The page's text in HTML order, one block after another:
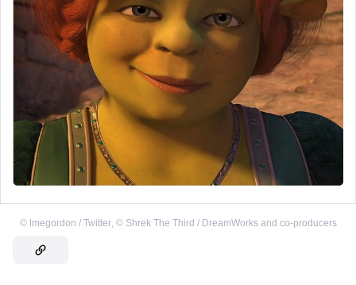
© lmegordon / Twitter, © Shrek The Third / DreamWorks and co-producers